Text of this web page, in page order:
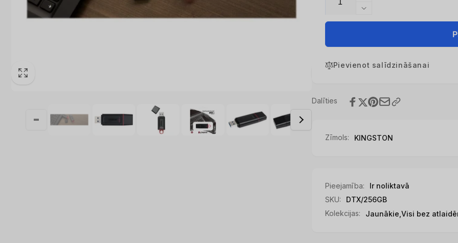
daudzumu
priekš
Gen1
Samazināt
daudzumu
KINGSTON
USB3.2
Bk+Pink
Pievienot salīdzināšanai
Dalīties
Zīmols: KINGSTON
Pieejamība:
Ir noliktavā
SKU:
DTX/256GB
Kolekcijas:
Jaunākie, Visi bez